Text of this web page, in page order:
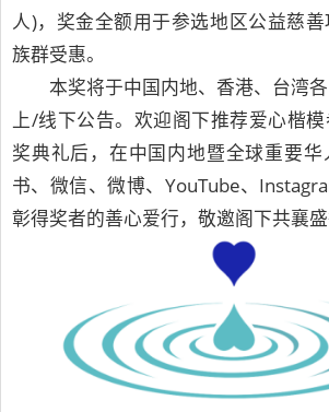
人)，奖金全额用于参选地区公益慈
族群受惠。
本奖将于中国内地、香港、台湾
上/线下公告。欢迎阁下推荐爱心楷
奖典礼后，在中国内地暨全球重要
书、微信、微博、YouTube、
彰得奖者的善心爱行，敬邀阁下共襄盛